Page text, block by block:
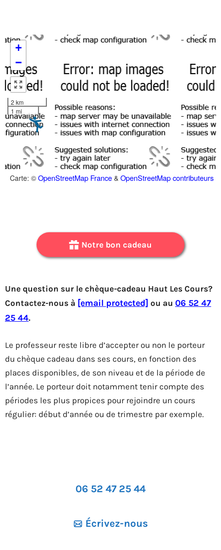
+
−
2 km
1 mi
Carte: © OpenStreetMap France & OpenStreetMap contributeurs
Notre bon cadeau
Une question sur le chèque-cadeau Haut Les Cours?
Contactez-nous à [email protected] ou au 06 52 47
25 44.
Le professeur reste libre d’accepter ou non le porteur
du chèque cadeau dans ses cours, en fonction des
places disponibles, de son niveau et de la période de
l’année. Le porteur doit notamment tenir compte des
périodes les plus propices pour rejoindre un cours
régulier: début d’année ou de trimestre par exemple.
06 52 47 25 44
Écrivez-nous